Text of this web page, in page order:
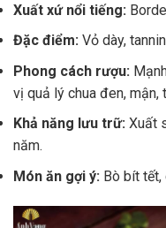
Xuất xứ nổi tiếng:
Đặc điểm: Vỏ dày,
Phong cách rượu:
vị quả lý chua đen, mận,
Khả năng lưu trữ: Xuất
năm.
Món ăn gợi ý: Bò bít tết,